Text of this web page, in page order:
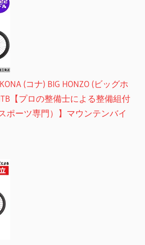
(コナ) BIG HONZO (ビッグホ
【プロの整備士による整備組付
ポーツ専門）】マウンテンバイ